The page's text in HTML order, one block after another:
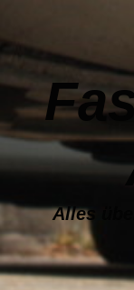
Alles